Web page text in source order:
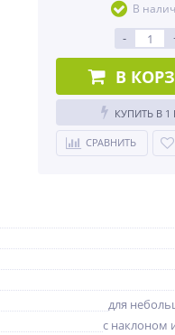
В
-
В
КУПИТЬ В 1
СРАВНИТЬ
для
с наклоном